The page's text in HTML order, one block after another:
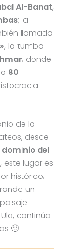
Al-Banat,
; la
llamada
, la tumba
, donde
80
de la
desde
dominio del
, este lugar es
histórico,
un
continúa
🙂